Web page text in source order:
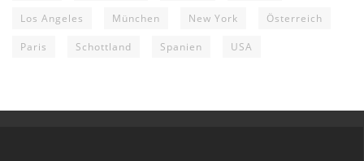
Los Angeles München New York Österreich
Paris Schottland Spanien USA